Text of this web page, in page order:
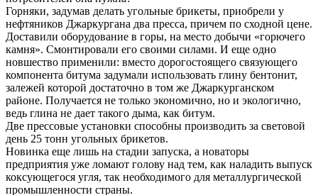
Горняки, задумав делать угольные брикеты, приобрели у
нефтяников Джаркургана два пресса, причем по сходной цене.
Доставили оборудование в горы, на место добычи «горючего
камня». Смонтировали его своими силами. И еще одно
новшество применили: вместо дорогостоящего связующего
компонента битума задумали использовать глину бентонит,
залежей которой достаточно в том же Джаркурганском
районе. Получается не только экономично, но и экологично,
ведь глина не дает такого дыма, как битум.
Две прессовые установки способны производить за световой
день 25 тонн угольных брикетов.
Новинка еще лишь на стадии запуска, а новаторы
предприятия уже ломают голову над тем, как наладить выпуск
коксующегося угля, так необходимого для металлургической
промышленности страны.